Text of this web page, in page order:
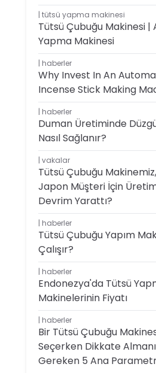
tütsü yapma makinesi
Tütsü Çubuğu Makinesi
Yapma Makinesi
haberler
Why Invest In An
Incense Stick Making
haberler
Duman Üretiminde
Nasıl Sağlanır?
vakalar
Tütsü Çubuğu
Japon Müşteri İçin
Devrim Yarattı?
haberler
Tütsü Çubuğu Yapım
Çalışır?
haberler
Endonezya'da Tütsü
Makinelerinin Fiyatı
haberler
Bir Tütsü Çubuğu
Seçerken Dikkate
Gereken 5 Ana